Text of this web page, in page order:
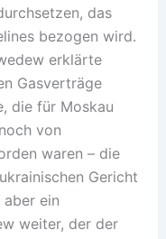
das
bezogen wird.
erklärte
Gasverträge
die für Moskau
von
waren – die
Gericht
ein
weiter, der der